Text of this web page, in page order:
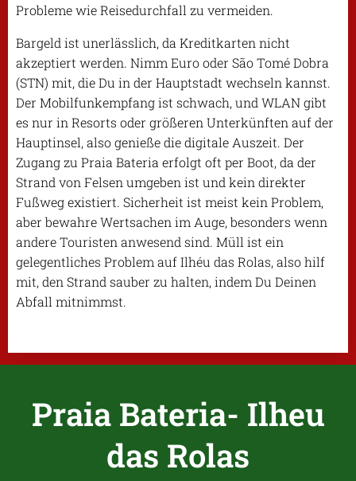
Probleme wie Reisedurchfall zu vermeiden.
Bargeld ist unerlässlich, da Kreditkarten nicht
akzeptiert werden. Nimm Euro oder São Tomé Dobra
(STN) mit, die Du in der Hauptstadt wechseln kannst.
Der Mobilfunkempfang ist schwach, und WLAN gibt
es nur in Resorts oder größeren Unterkünften auf der
Hauptinsel, also genieße die digitale Auszeit. Der
Zugang zu Praia Bateria erfolgt oft per Boot, da der
Strand von Felsen umgeben ist und kein direkter
Fußweg existiert. Sicherheit ist meist kein Problem,
aber bewahre Wertsachen im Auge, besonders wenn
andere Touristen anwesend sind. Müll ist ein
gelegentliches Problem auf Ilhéu das Rolas, also hilf
mit, den Strand sauber zu halten, indem Du Deinen
Abfall mitnimmst.
Praia Bateria- Ilheu
das Rolas